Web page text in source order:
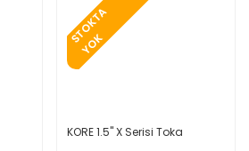
S
T
O
K
T
A
Y
O
K
KORE 1.5'' X Serisi Toka